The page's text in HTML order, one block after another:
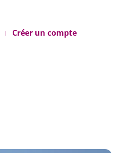
Créer un compte